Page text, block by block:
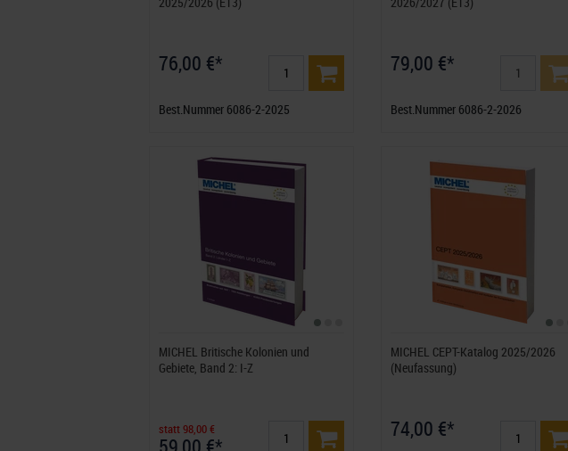
76,00 €*
Best.Nummer 6086-2-2025
79,00 €*
Best.Nummer 6086-2-2026
MICHEL Britische Kolonien und
Gebiete, Band 2: I-Z
statt 98,00 €
MICHEL CEPT-Katalog 2025/2026
(Neufassung)
74,00 €*